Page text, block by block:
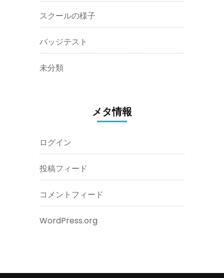
スクールの様子
バッジテスト
未分類
メタ情報
ログイン
投稿フィード
コメントフィード
WordPress.org